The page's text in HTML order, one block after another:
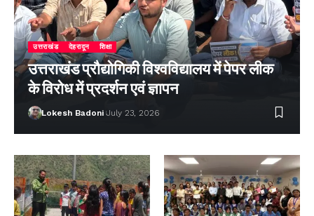
उत्तराखंड देहरादून शिक्षा
उत्तराखंड प्रौद्योगिकी विश्वविद्यालय में पेपर लीक
के विरोध में प्रदर्शन एवं ज्ञापन
Lokesh Badoni July 23, 2026